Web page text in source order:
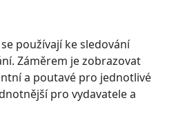
používají ke sledování
Záměrem je zobrazovat
a poutavé pro jednotlivé
pro vydavatele a